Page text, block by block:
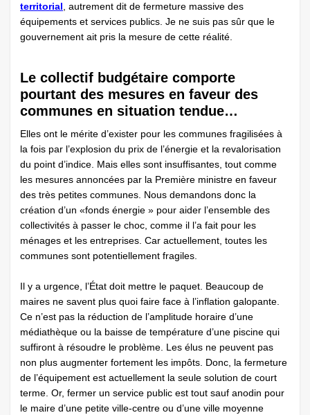
territorial, autrement dit de fermeture massive des
équipements et services publics. Je ne suis pas sûr que le
gouvernement ait pris la mesure de cette réalité.
Le collectif budgétaire comporte
pourtant des mesures en faveur des
communes en situation tendue…
Elles ont le mérite d’exister pour les communes fragilisées à
la fois par l’explosion du prix de l’énergie et la revalorisation
du point d’indice. Mais elles sont insuffisantes, tout comme
les mesures annoncées par la Première ministre en faveur
des très petites communes. Nous demandons donc la
création d’un «fonds énergie » pour aider l’ensemble des
collectivités à passer le choc, comme il l’a fait pour les
ménages et les entreprises. Car actuellement, toutes les
communes sont potentiellement fragiles.
Il y a urgence, l’État doit mettre le paquet. Beaucoup de
maires ne savent plus quoi faire face à l’inflation galopante.
Ce n’est pas la réduction de l’amplitude horaire d’une
médiathèque ou la baisse de température d’une piscine qui
suffiront à résoudre le problème. Les élus ne peuvent pas
non plus augmenter fortement les impôts. Donc, la fermeture
de l’équipement est actuellement la seule solution de court
terme. Or, fermer un service public est tout sauf anodin pour
le maire d’une petite ville-centre ou d’une ville moyenne